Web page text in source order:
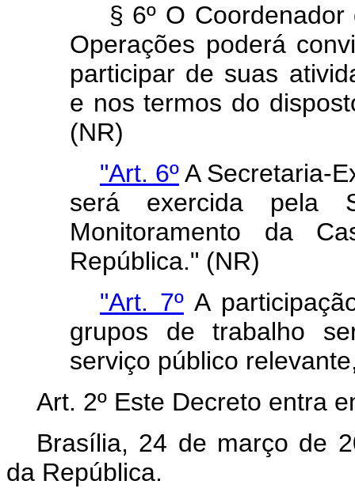
§ 6º O
Operações poderá
participar de suas
e nos termos do
(NR)
"Art. 6ºA Secretaria-
será exercida pela
Monitoramento da
República." (NR)
"Art. 7ºA
grupos de trabalho
serviço público
Art. 2º Este Decreto entra
Brasília, 24 de março de
da República.